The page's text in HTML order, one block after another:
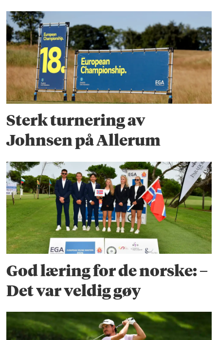
Sterk turnering av
Johnsen på Allerum
God læring for de norske: –
Det var veldig gøy